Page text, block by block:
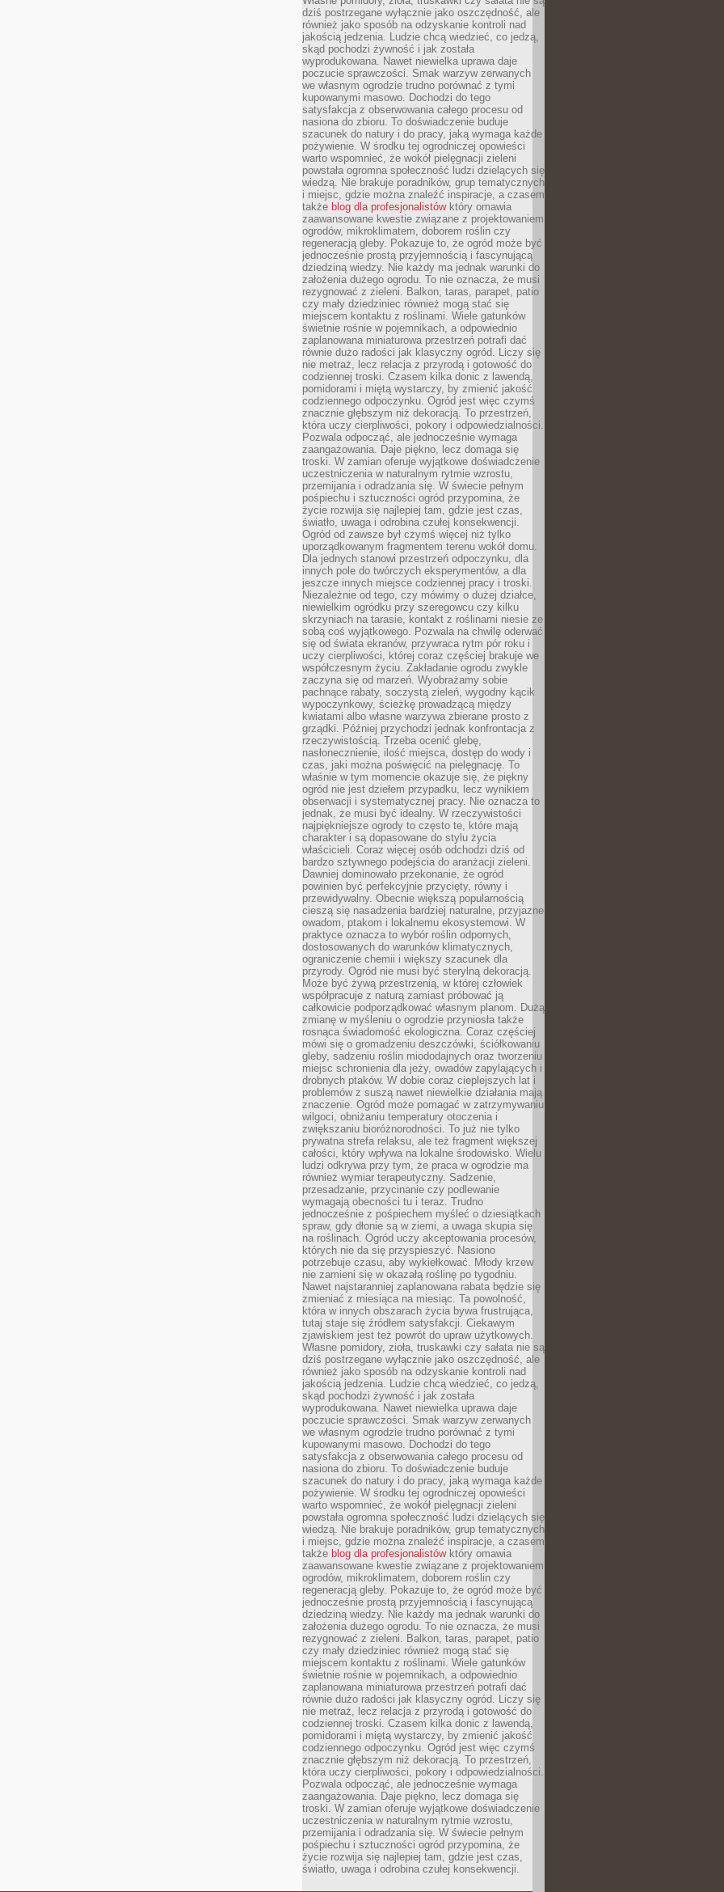
dziś postrzegane wyłącznie jako oszczędność, ale
również jako sposób na odzyskanie kontroli nad
jakością jedzenia. Ludzie chcą wiedzieć, co jedzą,
skąd pochodzi żywność i jak została
wyprodukowana. Nawet niewielka uprawa daje
poczucie sprawczości. Smak warzyw zerwanych
we własnym ogrodzie trudno porównać z tymi
kupowanymi masowo. Dochodzi do tego
satysfakcja z obserwowania całego procesu od
nasiona do zbioru. To doświadczenie buduje
szacunek do natury i do pracy, jaką wymaga każde
pożywienie. W środku tej ogrodniczej opowieści
warto wspomnieć, że wokół pielęgnacji zieleni
powstała ogromna społeczność ludzi dzielących się
wiedzą. Nie brakuje poradników, grup tematycznych
i miejsc, gdzie można znaleźć inspiracje, a czasem
także blog dla profesjonalistówktóry omawia
zaawansowane kwestie związane z projektowaniem
ogrodów, mikroklimatem, doborem roślin czy
regeneracją gleby. Pokazuje to, że ogród może być
jednocześnie prostą przyjemnością i fascynującą
dziedziną wiedzy. Nie każdy ma jednak warunki do
założenia dużego ogrodu. To nie oznacza, że musi
rezygnować z zieleni. Balkon, taras, parapet, patio
czy mały dziedziniec również mogą stać się
miejscem kontaktu z roślinami. Wiele gatunków
świetnie rośnie w pojemnikach, a odpowiednio
zaplanowana miniaturowa przestrzeń potrafi dać
równie dużo radości jak klasyczny ogród. Liczy się
nie metraż, lecz relacja z przyrodą i gotowość do
codziennej troski. Czasem kilka donic z lawendą,
pomidorami i miętą wystarczy, by zmienić jakość
codziennego odpoczynku. Ogród jest więc czymś
znacznie głębszym niż dekoracją. To przestrzeń,
która uczy cierpliwości, pokory i odpowiedzialności.
Pozwala odpocząć, ale jednocześnie wymaga
zaangażowania. Daje piękno, lecz domaga się
troski. W zamian oferuje wyjątkowe doświadczenie
uczestniczenia w naturalnym rytmie wzrostu,
przemijania i odradzania się. W świecie pełnym
pośpiechu i sztuczności ogród przypomina, że
życie rozwija się najlepiej tam, gdzie jest czas,
światło, uwaga i odrobina czułej konsekwencji.
Ogród od zawsze był czymś więcej niż tylko
uporządkowanym fragmentem terenu wokół domu.
Dla jednych stanowi przestrzeń odpoczynku, dla
innych pole do twórczych eksperymentów, a dla
jeszcze innych miejsce codziennej pracy i troski.
Niezależnie od tego, czy mówimy o dużej działce,
niewielkim ogródku przy szeregowcu czy kilku
skrzyniach na tarasie, kontakt z roślinami niesie ze
sobą coś wyjątkowego. Pozwala na chwilę oderwać
się od świata ekranów, przywraca rytm pór roku i
uczy cierpliwości, której coraz częściej brakuje we
współczesnym życiu. Zakładanie ogrodu zwykle
zaczyna się od marzeń. Wyobrażamy sobie
pachnące rabaty, soczystą zieleń, wygodny kącik
wypoczynkowy, ścieżkę prowadzącą między
kwiatami albo własne warzywa zbierane prosto z
grządki. Później przychodzi jednak konfrontacja z
rzeczywistością. Trzeba ocenić glebę,
nasłonecznienie, ilość miejsca, dostęp do wody i
czas, jaki można poświęcić na pielęgnację. To
właśnie w tym momencie okazuje się, że piękny
ogród nie jest dziełem przypadku, lecz wynikiem
obserwacji i systematycznej pracy. Nie oznacza to
jednak, że musi być idealny. W rzeczywistości
najpiękniejsze ogrody to często te, które mają
charakter i są dopasowane do stylu życia
właścicieli. Coraz więcej osób odchodzi dziś od
bardzo sztywnego podejścia do aranżacji zieleni.
Dawniej dominowało przekonanie, że ogród
powinien być perfekcyjnie przycięty, równy i
przewidywalny. Obecnie większą popularnością
cieszą się nasadzenia bardziej naturalne, przyjazne
owadom, ptakom i lokalnemu ekosystemowi. W
praktyce oznacza to wybór roślin odpornych,
dostosowanych do warunków klimatycznych,
ograniczenie chemii i większy szacunek dla
przyrody. Ogród nie musi być sterylną dekoracją.
Może być żywą przestrzenią, w której człowiek
współpracuje z naturą zamiast próbować ją
całkowicie podporządkować własnym planom. Dużą
zmianę w myśleniu o ogrodzie przyniosła także
rosnąca świadomość ekologiczna. Coraz częściej
mówi się o gromadzeniu deszczówki, ściółkowaniu
gleby, sadzeniu roślin miododajnych oraz tworzeniu
miejsc schronienia dla jeży, owadów zapylających i
drobnych ptaków. W dobie coraz cieplejszych lat i
problemów z suszą nawet niewielkie działania mają
znaczenie. Ogród może pomagać w zatrzymywaniu
wilgoci, obniżaniu temperatury otoczenia i
zwiększaniu bioróżnorodności. To już nie tylko
prywatna strefa relaksu, ale też fragment większej
całości, który wpływa na lokalne środowisko. Wielu
ludzi odkrywa przy tym, że praca w ogrodzie ma
również wymiar terapeutyczny. Sadzenie,
przesadzanie, przycinanie czy podlewanie
wymagają obecności tu i teraz. Trudno
jednocześnie z pośpiechem myśleć o dziesiątkach
spraw, gdy dłonie są w ziemi, a uwaga skupia się
na roślinach. Ogród uczy akceptowania procesów,
których nie da się przyspieszyć. Nasiono
potrzebuje czasu, aby wykiełkować. Młody krzew
nie zamieni się w okazałą roślinę po tygodniu.
Nawet najstaranniej zaplanowana rabata będzie się
zmieniać z miesiąca na miesiąc. Ta powolność,
która w innych obszarach życia bywa frustrująca,
tutaj staje się źródłem satysfakcji. Ciekawym
zjawiskiem jest też powrót do upraw użytkowych.
Własne pomidory, zioła, truskawki czy sałata nie są
dziś postrzegane wyłącznie jako oszczędność, ale
również jako sposób na odzyskanie kontroli nad
jakością jedzenia. Ludzie chcą wiedzieć, co jedzą,
skąd pochodzi żywność i jak została
wyprodukowana. Nawet niewielka uprawa daje
poczucie sprawczości. Smak warzyw zerwanych
we własnym ogrodzie trudno porównać z tymi
kupowanymi masowo. Dochodzi do tego
satysfakcja z obserwowania całego procesu od
nasiona do zbioru. To doświadczenie buduje
szacunek do natury i do pracy, jaką wymaga każde
pożywienie. W środku tej ogrodniczej opowieści
warto wspomnieć, że wokół pielęgnacji zieleni
powstała ogromna społeczność ludzi dzielących się
wiedzą. Nie brakuje poradników, grup tematycznych
i miejsc, gdzie można znaleźć inspiracje, a czasem
także blog dla profesjonalistówktóry omawia
zaawansowane kwestie związane z projektowaniem
ogrodów, mikroklimatem, doborem roślin czy
regeneracją gleby. Pokazuje to, że ogród może być
jednocześnie prostą przyjemnością i fascynującą
dziedziną wiedzy. Nie każdy ma jednak warunki do
założenia dużego ogrodu. To nie oznacza, że musi
rezygnować z zieleni. Balkon, taras, parapet, patio
czy mały dziedziniec również mogą stać się
miejscem kontaktu z roślinami. Wiele gatunków
świetnie rośnie w pojemnikach, a odpowiednio
zaplanowana miniaturowa przestrzeń potrafi dać
równie dużo radości jak klasyczny ogród. Liczy się
nie metraż, lecz relacja z przyrodą i gotowość do
codziennej troski. Czasem kilka donic z lawendą,
pomidorami i miętą wystarczy, by zmienić jakość
codziennego odpoczynku. Ogród jest więc czymś
znacznie głębszym niż dekoracją. To przestrzeń,
która uczy cierpliwości, pokory i odpowiedzialności.
Pozwala odpocząć, ale jednocześnie wymaga
zaangażowania. Daje piękno, lecz domaga się
troski. W zamian oferuje wyjątkowe doświadczenie
uczestniczenia w naturalnym rytmie wzrostu,
przemijania i odradzania się. W świecie pełnym
pośpiechu i sztuczności ogród przypomina, że
życie rozwija się najlepiej tam, gdzie jest czas,
światło, uwaga i odrobina czułej konsekwencji.